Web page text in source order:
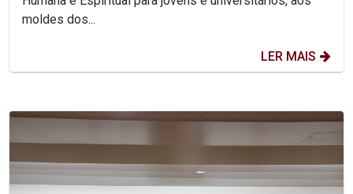
moldes dos...
LER MAIS